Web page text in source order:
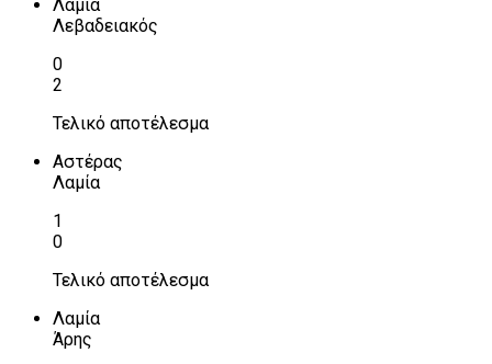
Λαμία
Λεβαδειακός
0
2
Τελικό αποτέλεσμα
Αστέρας
Λαμία
1
0
Τελικό αποτέλεσμα
Λαμία
Άρης